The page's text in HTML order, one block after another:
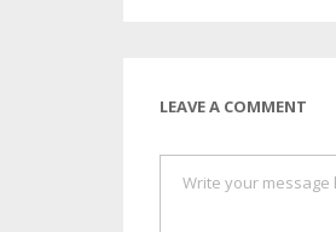
LEAVE A COMMENT